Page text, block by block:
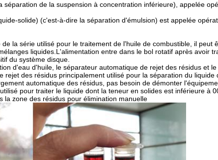
séparation de la suspension à concentration inférieure), appelée
solide) (c'est-à-dire la séparation d'émulsion) est appelée
la série utilisé pour le traitement de l'huile de combustible, il peut
liquides.L'alimentation entre dans le bol rotatif après avoir
du système disque.
d'eau d'huile, le séparateur automatique de rejet des résidus et
rejet des résidus principalement utilisé pour la séparation du liquide
automatique des résidus, pas besoin de démonter
pour traiter le liquide dont la teneur en solides est inférieure à
la zone des résidus pour élimination manuelle